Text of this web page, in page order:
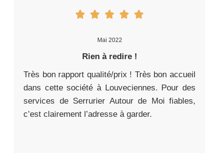
Mai 2022
Rien à redire !
Très bon rapport qualité/prix ! Très bon accueil
dans cette société à Louveciennes. Pour des
services de Serrurier Autour de Moi fiables,
c’est clairement l’adresse à garder.